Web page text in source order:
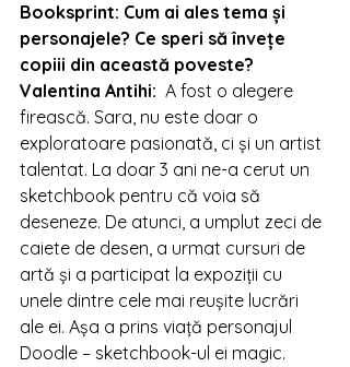
Booksprint: Cum ai ales tema și
personajele? Ce speri să învețe
copiii din această poveste?
Valentina Antihi: A fost o alegere
firească. Sara, nu este doar o
exploratoare pasionată, ci și un artist
talentat. La doar 3 ani ne-a cerut un
sketchbook pentru că voia să
deseneze. De atunci, a umplut zeci de
caiete de desen, a urmat cursuri de
artă și a participat la expoziții cu
unele dintre cele mai reușite lucrări
ale ei. Așa a prins viață personajul
Doodle – sketchbook-ul ei magic.